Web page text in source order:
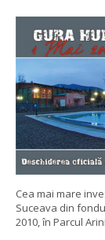
Cea mai mare
Suceava din
2010, în Parcul